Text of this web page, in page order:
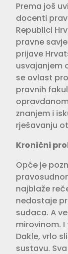
Prema još
docenti
Republici
pravne
prijave
usvajanjem
se ovlast
pravnih
znanjem i
rješavanju
Kronični
Opće je
najblaže
nedostaje
sudaca. A
mirovinom.
Dakle, vrlo
sustavu.